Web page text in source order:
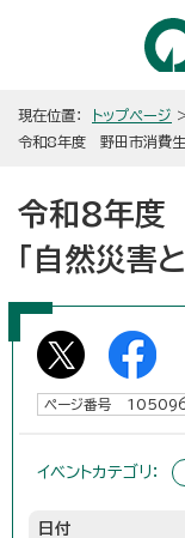
現在位置： トップページ
令和8年度 野田市消費生
令和8年度
「自然災害
ページ番号
イベントカテゴリ：
日付